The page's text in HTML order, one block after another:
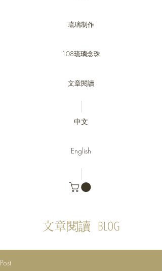
琉璃制作
108琉璃念珠
文章閱讀
中文
English
文章閱讀 BLOG
Post